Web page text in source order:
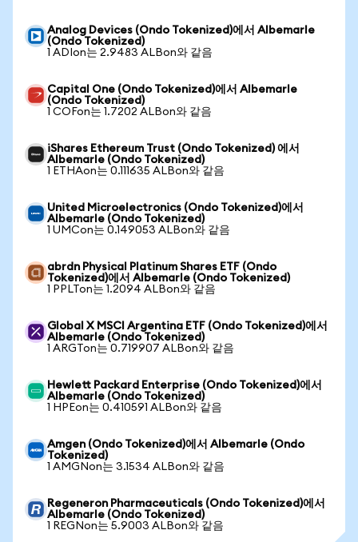
Analog Devices (Ondo Tokenized)에서 Albemarle
(Ondo Tokenized)
1 ADIon는 2.9483 ALBon와 같음
Capital One (Ondo Tokenized)에서 Albemarle
(Ondo Tokenized)
1 COFon는 1.7202 ALBon와 같음
iShares Ethereum Trust (Ondo Tokenized) 에서
Albemarle (Ondo Tokenized)
1 ETHAon는 0.111635 ALBon와 같음
United Microelectronics (Ondo Tokenized)에서
Albemarle (Ondo Tokenized)
1 UMCon는 0.149053 ALBon와 같음
abrdn Physical Platinum Shares ETF (Ondo
Tokenized)에서 Albemarle (Ondo Tokenized)
1 PPLTon는 1.2094 ALBon와 같음
Global X MSCI Argentina ETF (Ondo Tokenized)에서
Albemarle (Ondo Tokenized)
1 ARGTon는 0.719907 ALBon와 같음
Hewlett Packard Enterprise (Ondo Tokenized)에서
Albemarle (Ondo Tokenized)
1 HPEon는 0.410591 ALBon와 같음
Amgen (Ondo Tokenized)에서 Albemarle (Ondo
Tokenized)
1 AMGNon는 3.1534 ALBon와 같음
Regeneron Pharmaceuticals (Ondo Tokenized)에서
Albemarle (Ondo Tokenized)
1 REGNon는 5.9003 ALBon와 같음